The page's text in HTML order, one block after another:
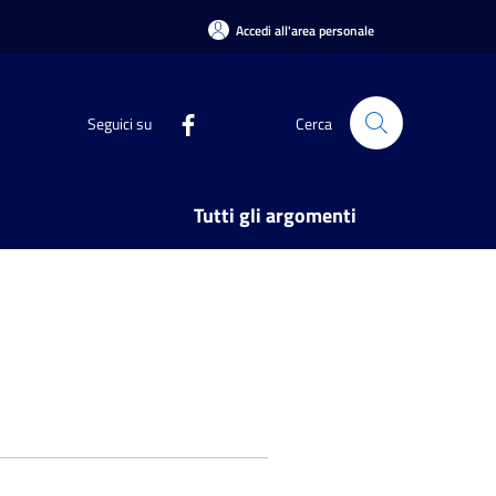
Accedi all'area personale
Seguici su Cerca
Tutti gli argomenti